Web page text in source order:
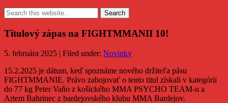
Titulový zápas na FIGHTMMANII 10!
5. februára 2025 | Filed under: Novinky
15.2.2025 je dátum, keď spoznáme nového držiteľa pásu
FIGHTMMANIE. Právo zabojovať o tento titul získali v kategórii
do 77 kg Peter Vaňo z košického MMA PSYCHO TEAM-u a
Artem Bahrinec z bardejovského klubu MMA Bardejov.